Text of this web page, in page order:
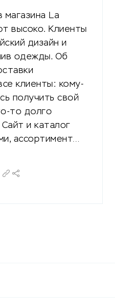
магазина La
высоко. Клиенты
дизайн и
одежды. Об
клиенты: кому-
получить свой
то долго
и каталог
ассортимент…